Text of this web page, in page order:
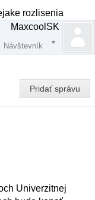
rozlisenia
MaxcoolSK
Návštevník
Pridať správu
Univerzitnej